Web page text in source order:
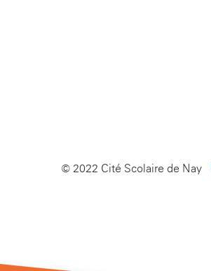
© 2022 Cité Scolaire de Nay -